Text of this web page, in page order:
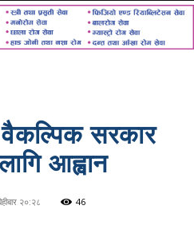
वैकल्पिक सरकार
आह्वान
२०:२८ 46